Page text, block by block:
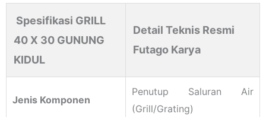
Spesifikasi GRILL
40 X 30 GUNUNG
KIDUL
Detail Teknis Resmi
Futago Karya
Jenis Komponen
Penutup Saluran Air
(Grill/Grating)